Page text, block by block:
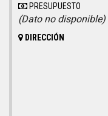
PRESUPUESTO
(Dato no disponible)
DIRECCIÓN